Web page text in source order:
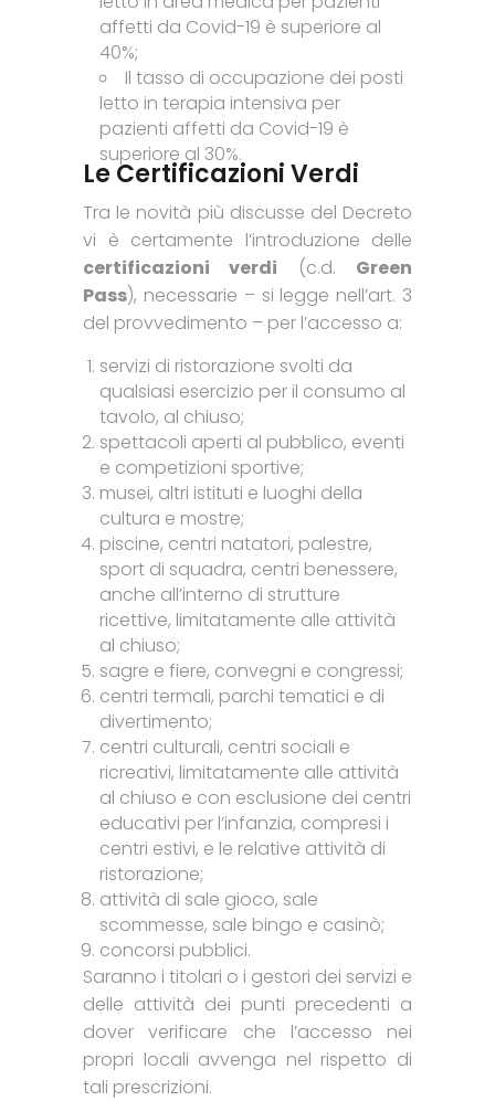
affetti da Covid-19 è superiore al
40%;
Il tasso di occupazione dei posti
letto in terapia intensiva per
pazienti affetti da Covid-19 è
superiore al 30%.
Le Certificazioni Verdi
Tra le novità più discusse del Decreto
vi è certamente l’introduzione delle
certificazioni verdi (c.d. Green
Pass), necessarie – si legge nell’art. 3
del provvedimento – per l’accesso a:
servizi di ristorazione svolti da
qualsiasi esercizio per il consumo al
tavolo, al chiuso;
spettacoli aperti al pubblico, eventi
e competizioni sportive;
musei, altri istituti e luoghi della
cultura e mostre;
piscine, centri natatori, palestre,
sport di squadra, centri benessere,
anche all’interno di strutture
ricettive, limitatamente alle attività
al chiuso;
sagre e fiere, convegni e congressi;
centri termali, parchi tematici e di
divertimento;
centri culturali, centri sociali e
ricreativi, limitatamente alle attività
al chiuso e con esclusione dei centri
educativi per l’infanzia, compresi i
centri estivi, e le relative attività di
ristorazione;
attività di sale gioco, sale
scommesse, sale bingo e casinò;
concorsi pubblici.
Saranno i titolari o i gestori dei servizi e
delle attività dei punti precedenti a
dover verificare che l’accesso nei
propri locali avvenga nel rispetto di
tali prescrizioni.